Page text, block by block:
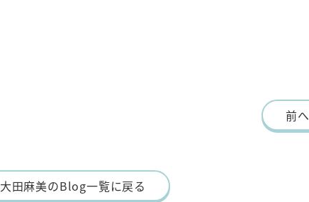
前へ
大田麻美のBlog一覧に戻る